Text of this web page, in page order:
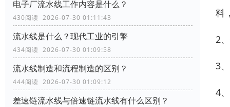
电子厂流水线工作内容是什么？
430阅读 2026-07-30 01:11:43
流水线是什么？现代工业的引擎
434阅读 2026-07-30 01:09:58
流水线制造和流程制造的区别？
444阅读 2026-07-30 01:09:12
差速链流水线与倍速链流水线有什么区别？
料
2
3
4